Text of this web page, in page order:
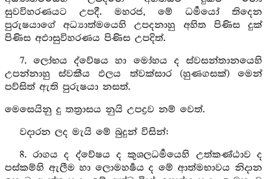
සුවවිහරණයට උපදී. මහරජ, මේ ධර්‍මයෝ තිදෙන
පුරුෂයාගේ අධ්‍යාත්මයෙහි උපදනාහු අහිත පිණිස දුක්
පිණිස අඵාසුවිහරණය පිණිස උපදිත්.
7. ලෝභය ද්වේෂය හා මෝහය ද ස්වසන්තානයෙහි
උපන්නාහු ස්වකීය ඵලය ත්වක්සාර (හුණගසක්) මෙන්
පව්සිත් ඇති පුරුෂයා නසත්.
මෙසෙයිනු දු තත්‍රාසය නුයි උපද්‍රව නම් වෙත්.
වදාරන ලද මැයි මේ බුදුන් විසින්:
8. රාගය ද ද්වේෂය ද කුශලධර්‍මයෙහි උත්කණ්ඨාව ද
පස්කම්හි ඇලීම හා ලොමහර්‍ෂය ද මේ ආත්මභාවය නිදාන